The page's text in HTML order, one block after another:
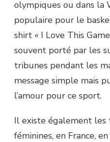
olympiques ou dans
populaire pour le
shirt « I Love This
souvent porté par les
tribunes pendant les
message simple mais
l’amour pour ce sport.
Il existe également les
féminines, en France,